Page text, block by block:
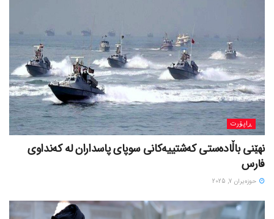
ڕاپۆرت
نهێنی باڵادەستی کەشتییەکانی سوپای پاسداران لە کەنداوی
فارس
حوزه‌یران 7, 2025